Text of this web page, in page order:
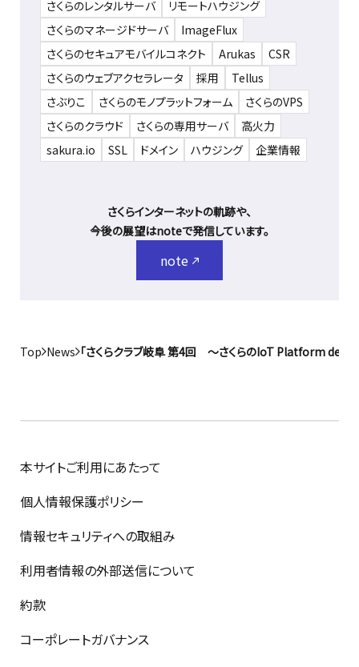
さくらのレンタルサーバ
リモートハウジング
さくらのマネージドサーバ
ImageFlux
さくらのセキュアモバイルコネクト
Arukas
CSR
さくらのウェブアクセラレータ
採用
Tellus
さぶりこ
さくらのモノプラットフォーム
さくらのVPS
さくらのクラウド
さくらの専用サーバ
高火力
sakura.io
SSL ドメイン ハウジング 企業情報
さくらインターネットの軌跡や、
今後の展望はnoteで発信しています。
note
Top News 「さくらクラブ岐阜 第4回 ～さくらのIoT Platform de サ
本サイトご利用にあたって
個人情報保護ポリシー
情報セキュリティへの取組み
利用者情報の外部送信について
約款
コーポレートガバナンス